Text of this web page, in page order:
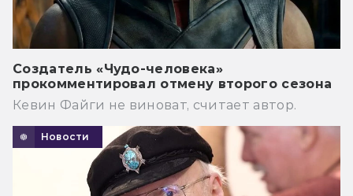
Создатель «Чудо-человека»
прокомментировал отмену второго сезона
Кевин Файги не виноват, считает автор.
Новости